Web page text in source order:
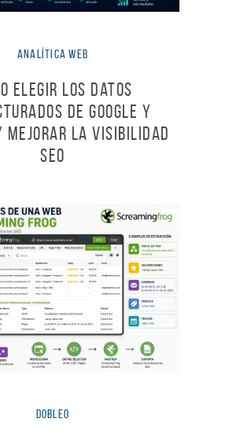
Analítica Web
elegir los Datos
de Google y
mejorar la visibilidad
SEO
dobleO